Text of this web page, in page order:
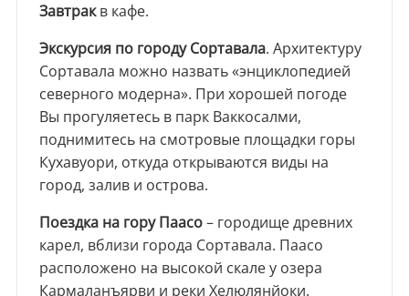
Завтракв кафе.
Экскурсия по городу Сортавала. Архитектуру
Сортавала можно назвать «энциклопедией
северного модерна». При хорошей погоде
Вы прогуляетесь в парк Ваккосалми,
поднимитесь на смотровые площадки горы
Кухавуори, откуда открываются виды на
город, залив и острова.
Поездка на гору Паасо– городище древних
карел, вблизи города Сортавала. Паасо
расположено на высокой скале у озера
Кармаланъярви и реки Хелюлянйоки.